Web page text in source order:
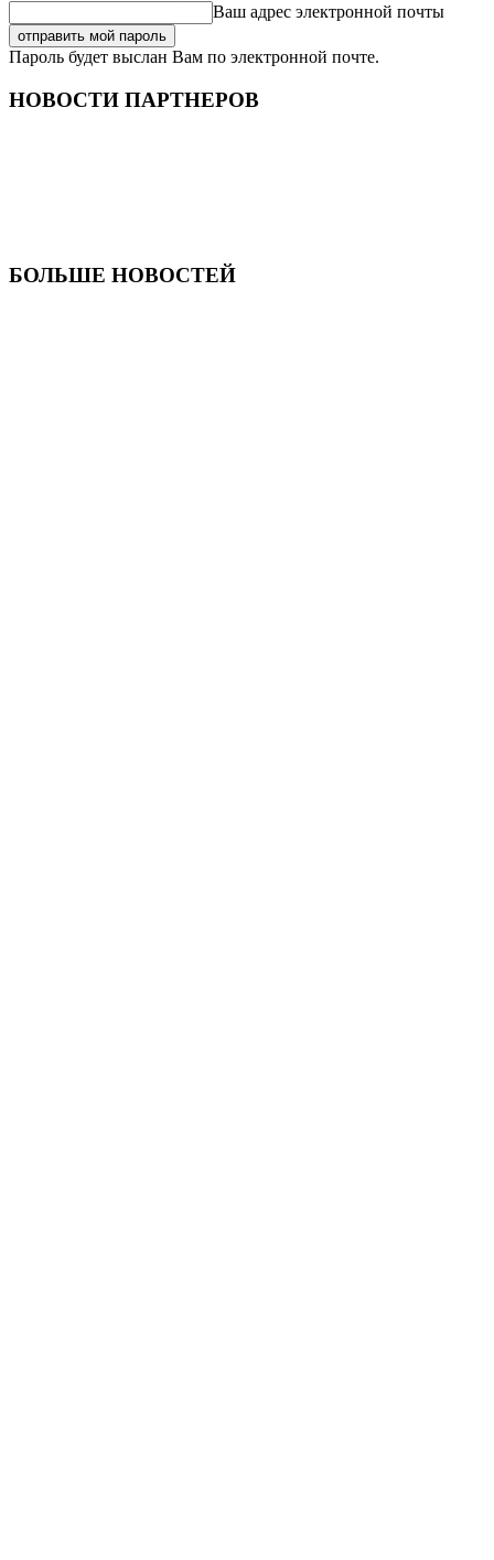
Ваш адрес электронной почты
Пароль будет выслан Вам по электронной почте.
НОВОСТИ ПАРТНЕРОВ
БОЛЬШЕ НОВОСТЕЙ